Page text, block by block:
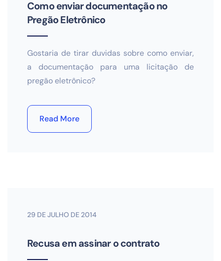
Como enviar documentação no
Pregão Eletrônico
Gostaria de tirar duvidas sobre como enviar,
a documentação para uma licitação de
pregão eletrônico?
Read More
29 DE JULHO DE 2014
Recusa em assinar o contrato